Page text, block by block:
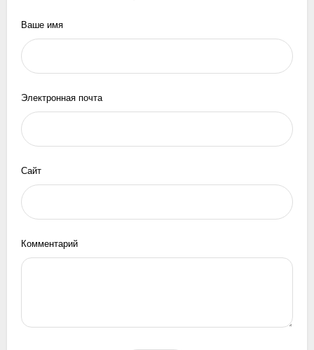
Ваше имя
Электронная почта
Сайт
Комментарий